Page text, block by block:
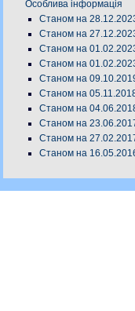
Особлива інформація
Станом на
Станом на
Станом на
Станом на
Станом на
Станом на
Станом на
Станом на
Станом на
Станом на